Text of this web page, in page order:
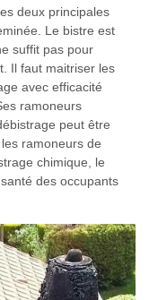
deux principales
Le bistre est
suffit pas pour
Il faut maitriser les
avec efficacité
ramoneurs
peut être
ramoneurs de
chimique, le
des occupants